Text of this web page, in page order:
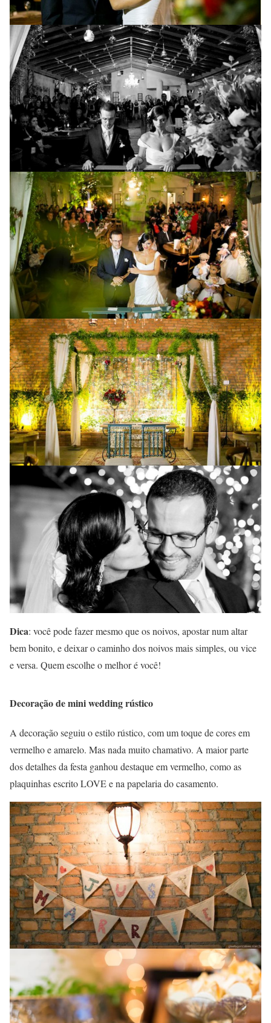
Dica: você pode fazer mesmo que os noivos, apostar num altar
bem bonito, e deixar o caminho dos noivos mais simples, ou vice
e versa. Quem escolhe o melhor é você!
Decoração de mini wedding rústico
A decoração seguiu o estilo rústico, com um toque de cores em
vermelho e amarelo. Mas nada muito chamativo. A maior parte
dos detalhes da festa ganhou destaque em vermelho, como as
plaquinhas escrito LOVE e na papelaria do casamento.